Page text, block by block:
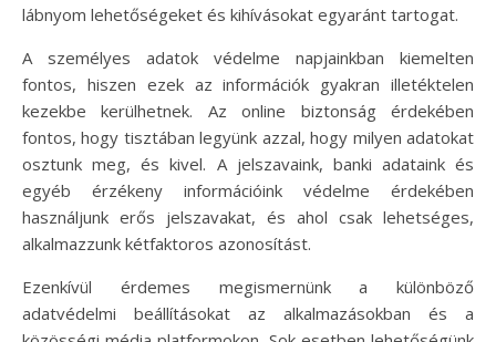
lábnyom lehetőségeket és kihívásokat egyaránt tartogat.
A személyes adatok védelme napjainkban kiemelten
fontos, hiszen ezek az információk gyakran illetéktelen
kezekbe kerülhetnek. Az online biztonság érdekében
fontos, hogy tisztában legyünk azzal, hogy milyen adatokat
osztunk meg, és kivel. A jelszavaink, banki adataink és
egyéb érzékeny információink védelme érdekében
használjunk erős jelszavakat, és ahol csak lehetséges,
alkalmazzunk kétfaktoros azonosítást.
Ezenkívül érdemes megismernünk a különböző
adatvédelmi beállításokat az alkalmazásokban és a